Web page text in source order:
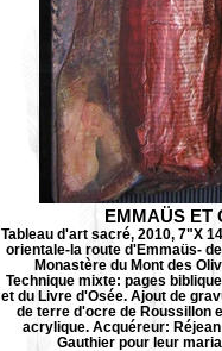
EMMAÜS ET
Tableau d'art sacré, 2010, 7"X
orientale-la route d'Emmaüs-
Monastère du Mont des
Technique mixte: pages
et du Livre d'Osée. Ajout de
de terre d'ocre de Roussillon
acrylique. Acquéreur:
Gauthier pour leur